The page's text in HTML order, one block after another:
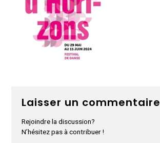
Laisser un commentaire
Rejoindre la discussion?
N’hésitez pas à contribuer !